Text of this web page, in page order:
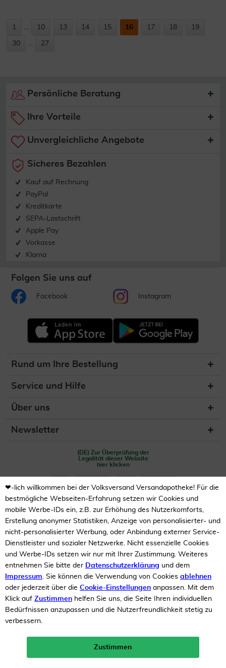
10%
Neukunden-Rabatt ab 49€!
mehr erfahren >
1 ... 10 13 14 15 16 17 18 19
30 ... 27
Persönliche Beratung
Ihre Vorteile
Unvergleichliche Angebote
Sicheres Bezahlen
Kauf auf Rechnung
PayPal
Kreditkarte
SEPA-Lastschrift
Apple Pay
Vorkasse
Klarna
Folgen Sie uns auf
Facebook Instagram
Rund um Ihre Bestellung
Service und Hilfe
Über uns
Newsletter
(DE) Zur Überprüfung der
Legalität dieser Website
hier klicken
Unsere Auszeichnungen
❤-lich willkommen bei der Volksversand Versandapotheke! Für die
bestmögliche Webseiten-Erfahrung setzen wir Cookies und
mobile Werbe-IDs ein, z.B. zur Erhöhung des Nutzerkomforts,
Erstellung anonymer Statistiken, Anzeige von personalisierter- und
nicht-personalisierter Werbung, oder Anbindung externer Service-
Dienstleister und sozialer Netzwerke. Nicht essenzielle Cookies
und Werbe-IDs setzen wir nur mit Ihrer Zustimmung. Weiteres
entnehmen Sie bitte der Datenschutzerklärung und dem
Impressum. Sie können die Verwendung von Cookies ablehnen
oder jederzeit über die Cookie-Einstellungen anpassen. Mit dem
Klick auf Zustimmen helfen Sie uns, die Seite Ihren individuellen
Bedürfnissen anzupassen und die Nutzerfreundlichkeit stetig zu
verbessern.
Zustimmen